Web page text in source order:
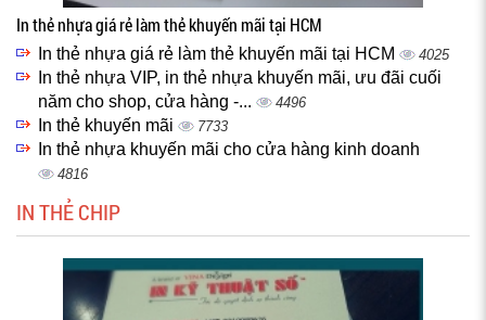
In thẻ nhựa giá rẻ làm thẻ khuyến mãi tại HCM
In thẻ nhựa giá rẻ làm thẻ khuyến mãi tại HCM 4025
In thẻ nhựa VIP, in thẻ nhựa khuyến mãi, ưu đãi cuối
năm cho shop, cửa hàng -...
4496
In thẻ khuyến mãi 7733
In thẻ nhựa khuyến mãi cho cửa hàng kinh doanh
4816
IN THẺ CHIP